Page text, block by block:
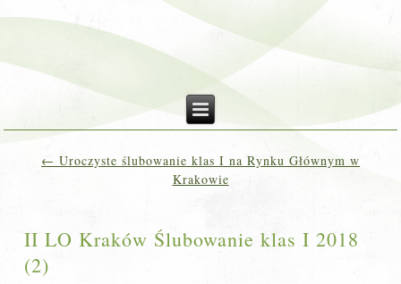
← Uroczyste ślubowanie klas I na Rynku Głównym w
Krakowie
II LO Kraków Ślubowanie klas I 2018
(2)